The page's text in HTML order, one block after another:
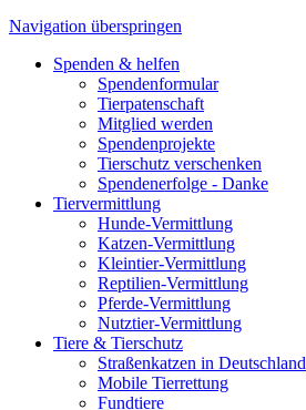
Navigation überspringen
Spenden & helfen
Spendenformular
Tierpatenschaft
Mitglied werden
Spendenprojekte
Tierschutz verschenken
Spendenerfolge - Danke
Tiervermittlung
Hunde-Vermittlung
Katzen-Vermittlung
Kleintier-Vermittlung
Reptilien-Vermittlung
Pferde-Vermittlung
Nutztier-Vermittlung
Tiere & Tierschutz
Straßenkatzen in Deutschland
Mobile Tierrettung
Fundtiere